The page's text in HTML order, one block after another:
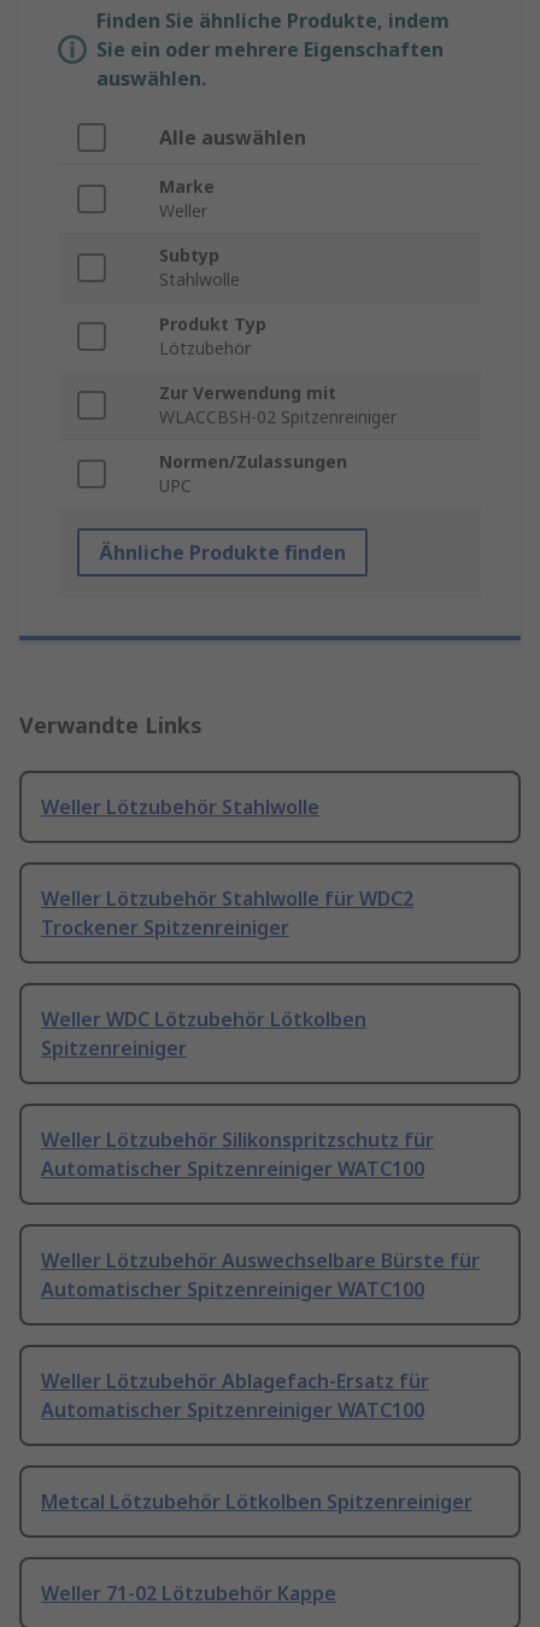
Finden Sie ähnliche Produkte, indem
Sie ein oder mehrere Eigenschaften
auswählen.
Alle auswählen
Marke
Weller
Subtyp
Stahlwolle
Produkt Typ
Lötzubehör
Zur Verwendung mit
WLACCBSH-02 Spitzenreiniger
Normen/Zulassungen
UPC
Ähnliche Produkte finden
Verwandte Links
Weller Lötzubehör Stahlwolle
Weller Lötzubehör Stahlwolle für WDC2
Trockener Spitzenreiniger
Weller WDC Lötzubehör Lötkolben
Spitzenreiniger
Weller Lötzubehör Silikonspritzschutz für
Automatischer Spitzenreiniger WATC100
Weller Lötzubehör Auswechselbare Bürste für
Automatischer Spitzenreiniger WATC100
Weller Lötzubehör Ablagefach-Ersatz für
Automatischer Spitzenreiniger WATC100
Metcal Lötzubehör Lötkolben Spitzenreiniger
Weller 71-02 Lötzubehör Kappe